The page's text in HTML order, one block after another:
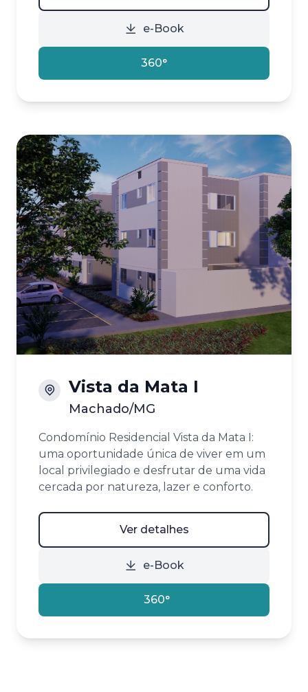
e-Book
360°
Vista da Mata I
Machado/MG
Condomínio Residencial Vista da Mata I:
uma oportunidade única de viver em um
local privilegiado e desfrutar de uma vida
cercada por natureza, lazer e conforto.
Ver detalhes
e-Book
360°